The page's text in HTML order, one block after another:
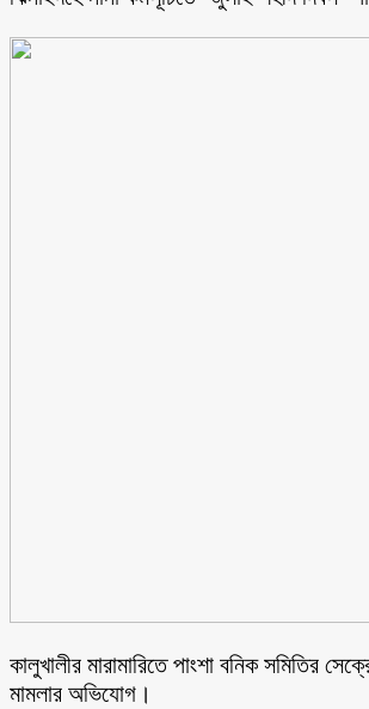
কালুখালীর মারামারিতে পাংশা বনিক সমিতির
মামলার অভিযোগ।